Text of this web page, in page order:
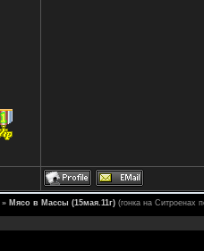
» Мясо в Массы (15мая.11г) (гонка на Ситроенах